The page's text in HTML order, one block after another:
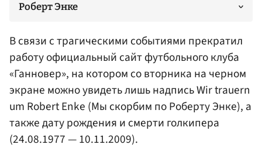
Роберт Энке
В связи с трагическими событиями прекратил
работу официальный сайт футбольного клуба
«Ганновер», на котором со вторника на черном
экране можно увидеть лишь надпись Wir trauern
um Robert Enke (Мы скорбим по Роберту Энке), а
также дату рождения и смерти голкипера
(24.08.1977 — 10.11.2009).